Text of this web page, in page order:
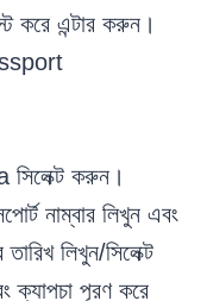
করে এন্টার করুন।
করুন।
নাম্বার লিখুন এবং
তারিখ লিখুন/সিলেক্ট
পূরণ করে